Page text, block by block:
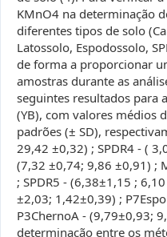
KMnO4 na determinação
diferentes tipos de solo
Latossolo, Espodossolo,
de forma a proporcionar
amostras durante as
seguintes resultados para
(YB), com valores médios
padrões (± SD),
29,42 ±0,32) ; SPDR4 - (
(7,32 ±0,74; 9,86 ±0,91) ;
; SPDR5 - (6,38±1,15 ;
±2,03; 1,42±0,39) ;
P3ChernoA - (9,79±0,93;
determinação entre os